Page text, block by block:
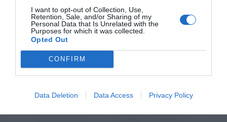
I want to opt-out of Collection, Use,
Retention, Sale, and/or Sharing of my
Personal Data that Is Unrelated with the
Purposes for which it was collected.
Opted Out
CONFIRM
Data Deletion Data Access Privacy Policy